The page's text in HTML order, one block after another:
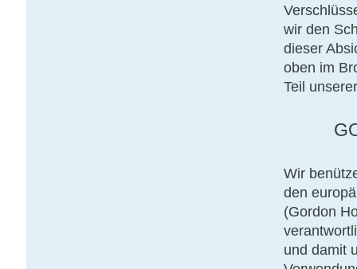
wir den
dieser
oben im
Teil
Wir
den
(Gordon
und damit